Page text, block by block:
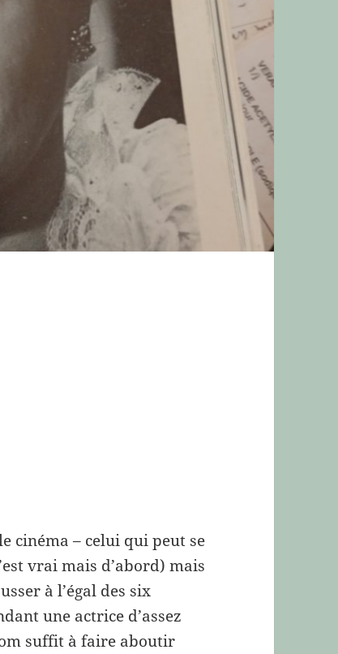
cinéma – celui qui peut se
vrai mais d’abord) mais
à l’égal des six
une actrice d’assez
suffit à faire aboutir